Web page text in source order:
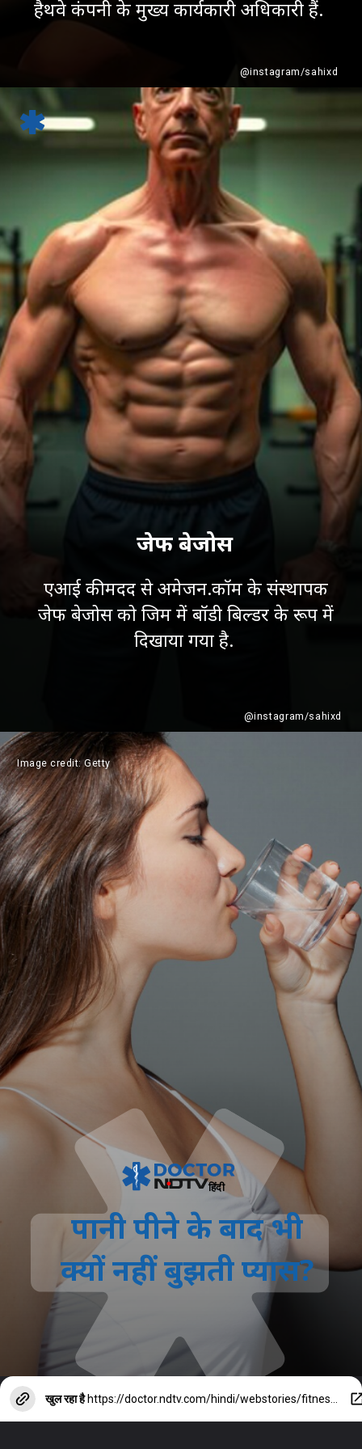
हैथवे कंपनी के मुख्य कार्यकारी अधिकारी हैं.
@instagram/sahixd
एआई की मदद से अमेजन.कॉम के संस्थापक
जेफ बेजोस को जिम में बॉडी बिल्डर के रूप में
दिखाया गया है.
जेफ बेजोस
@instagram/sahixd
पानी पीने के बाद भी
क्यों नहीं बुझती प्यास?
Image credit: Getty
खुल रहा है https://doctor.ndtv.com/hindi/webstories/fitness/why-is-the-thirst-not-quenched-even-after-drinking-water-know-the-reason-8132